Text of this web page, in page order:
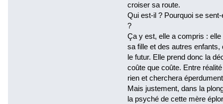
croiser sa route.
Qui est-il ? Pourquoi se
?
Ça y est, elle a compris :
sa fille et des autres
le futur. Elle prend donc la
coûte que coûte. Entre
rien et cherchera
Mais justement, dans la
la psyché de cette mère